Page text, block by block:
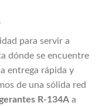
para servir a
dónde se encuentre
entrega rápida y
de una sólida red
R-134A a